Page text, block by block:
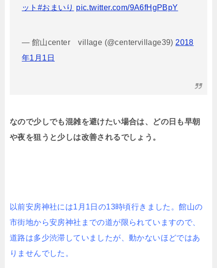
ット #おまいり pic.twitter.com/9A6fHgPBpY
— 館山center village (@centervillage39) 2018
年1月1日
なので少しでも混雑を避けたい場合は、どの日も早朝
や夜を狙うと少しは改善されるでしょう。
以前安房神社には1月1日の13時頃行きました。館山の
市街地から安房神社までの道が限られていますので、
道路は多少渋滞していましたが、動かないほどではあ
りませんでした。